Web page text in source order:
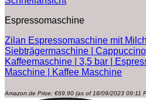
Espressomaschine
Zilan Espressomaschine mit
Siebträgermaschine |
Kaffeemaschine | 3,5 bar |
Maschine | Kaffee Maschine
Amazon.de Price: €69.90 (as of 18/09/2023 09:11